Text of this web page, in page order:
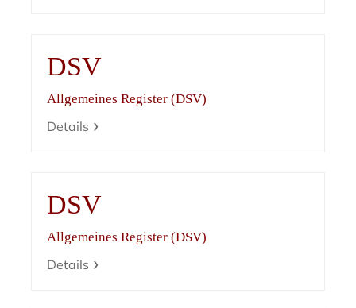
DSV
Allgemeines Register (DSV)
Details
DSV
Allgemeines Register (DSV)
Details